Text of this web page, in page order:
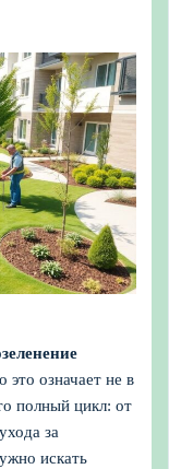
это означает не в
полный цикл: от
за
искать